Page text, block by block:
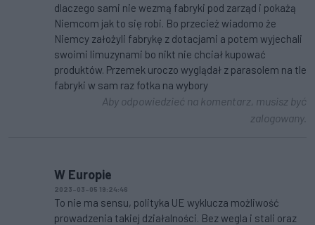
dlaczego sami nie wezmą fabryki pod zarząd i pokażą
Niemcom jak to się robi. Bo przecież wiadomo że
Niemcy założyli fabrykę z dotacjami a potem wyjechali
swoimi limuzynami bo nikt nie chciał kupować
produktów. Przemek uroczo wyglądał z parasolem na tle
fabryki w sam raz fotka na wybory
Aby odpowiedzieć na komentarz, musisz być
zalogowany.
W Europie
2023-03-05 19:24:46
To nie ma sensu, polityka UE wyklucza możliwość
prowadzenia takiej działalności. Bez wegla i stali oraz